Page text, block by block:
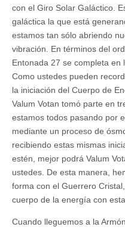
con el Giro Solar Galáctico.
galáctica la que está
estamos tan sólo abriendo
vibración. En términos del
Entonada 27 se completa en
Como ustedes pueden
la iniciación del Cuerpo de
Valum Votan tomó parte en
estamos todos pasando por
mediante un proceso de
recibiendo estas mismas
estén, mejor podrá Valum
ustedes. De esta manera,
forma con el Guerrero
cuerpo de la energía con
Cuando lleguemos a la